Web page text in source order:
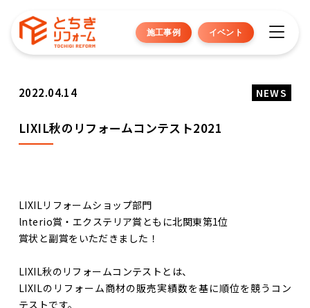
施工事例 イベント
2022.04.14 NEWS
LIXIL秋のリフォームコンテスト2021
LIXILリフォームショップ部門
lnterio賞・エクステリア賞ともに北関東第1位
賞状と副賞をいただきました！
LIXIL秋のリフォームコンテストとは、
LIXILのリフォーム商材の販売実績数を基に順位を競うコン
テストです。